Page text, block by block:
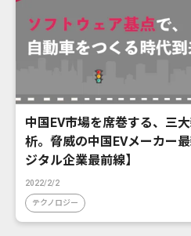
中国EV市場を席巻する、三
析。脅威の中国EVメーカー
ジタル企業最前線】
2022/2/2
テクノロジー